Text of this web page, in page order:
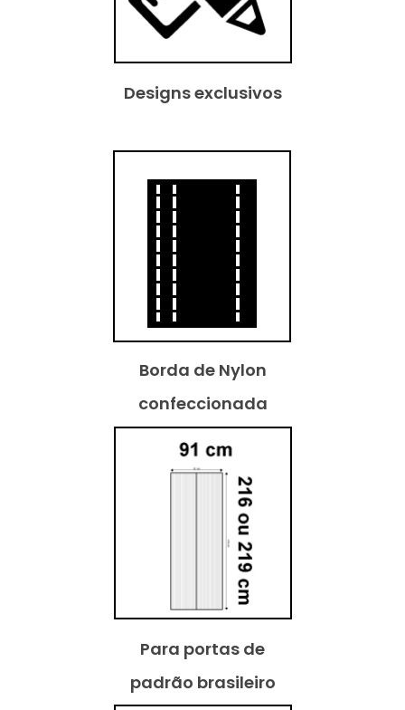
Designs exclusivos
Borda de Nylon
confeccionada
Para portas de
padrão brasileiro